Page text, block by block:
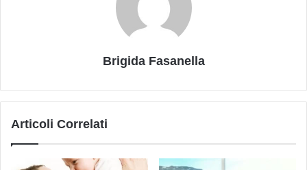
Brigida Fasanella
Articoli Correlati